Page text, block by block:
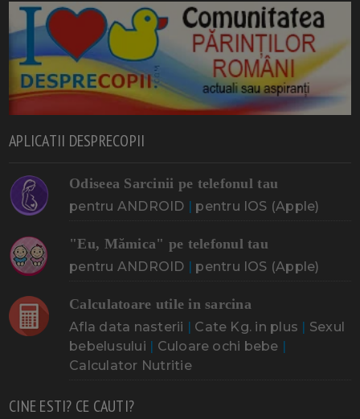
APLICATII DESPRECOPII
Odiseea Sarcinii pe telefonul tau
pentru ANDROID | pentru IOS (Apple)
"Eu, Mămica" pe telefonul tau
pentru ANDROID | pentru IOS (Apple)
Calculatoare utile in sarcina
Afla data nasterii | Cate Kg. in plus | Sexul
bebelusului | Culoare ochi bebe |
Calculator Nutritie
CINE ESTI? CE CAUTI?